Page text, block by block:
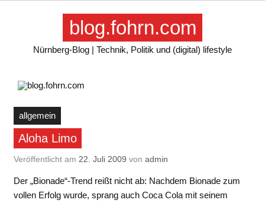
Skip
blog.fohrn.com
Nürnberg-Blog | Technik, Politik und (digital) lifestyle
allgemein
Aloha Limo
Veröffentlicht am 22. Juli 2009 von admin
Der „Bionade“-Trend reißt nicht ab: Nachdem Bionade zum
vollen Erfolg wurde, sprang auch Coca Cola mit seinem